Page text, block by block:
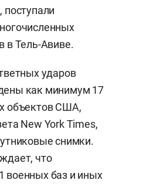
в Тель-Авиве.
ударов
как минимум 17
объектов США,
New York Times,
снимки.
что
военных баз и иных